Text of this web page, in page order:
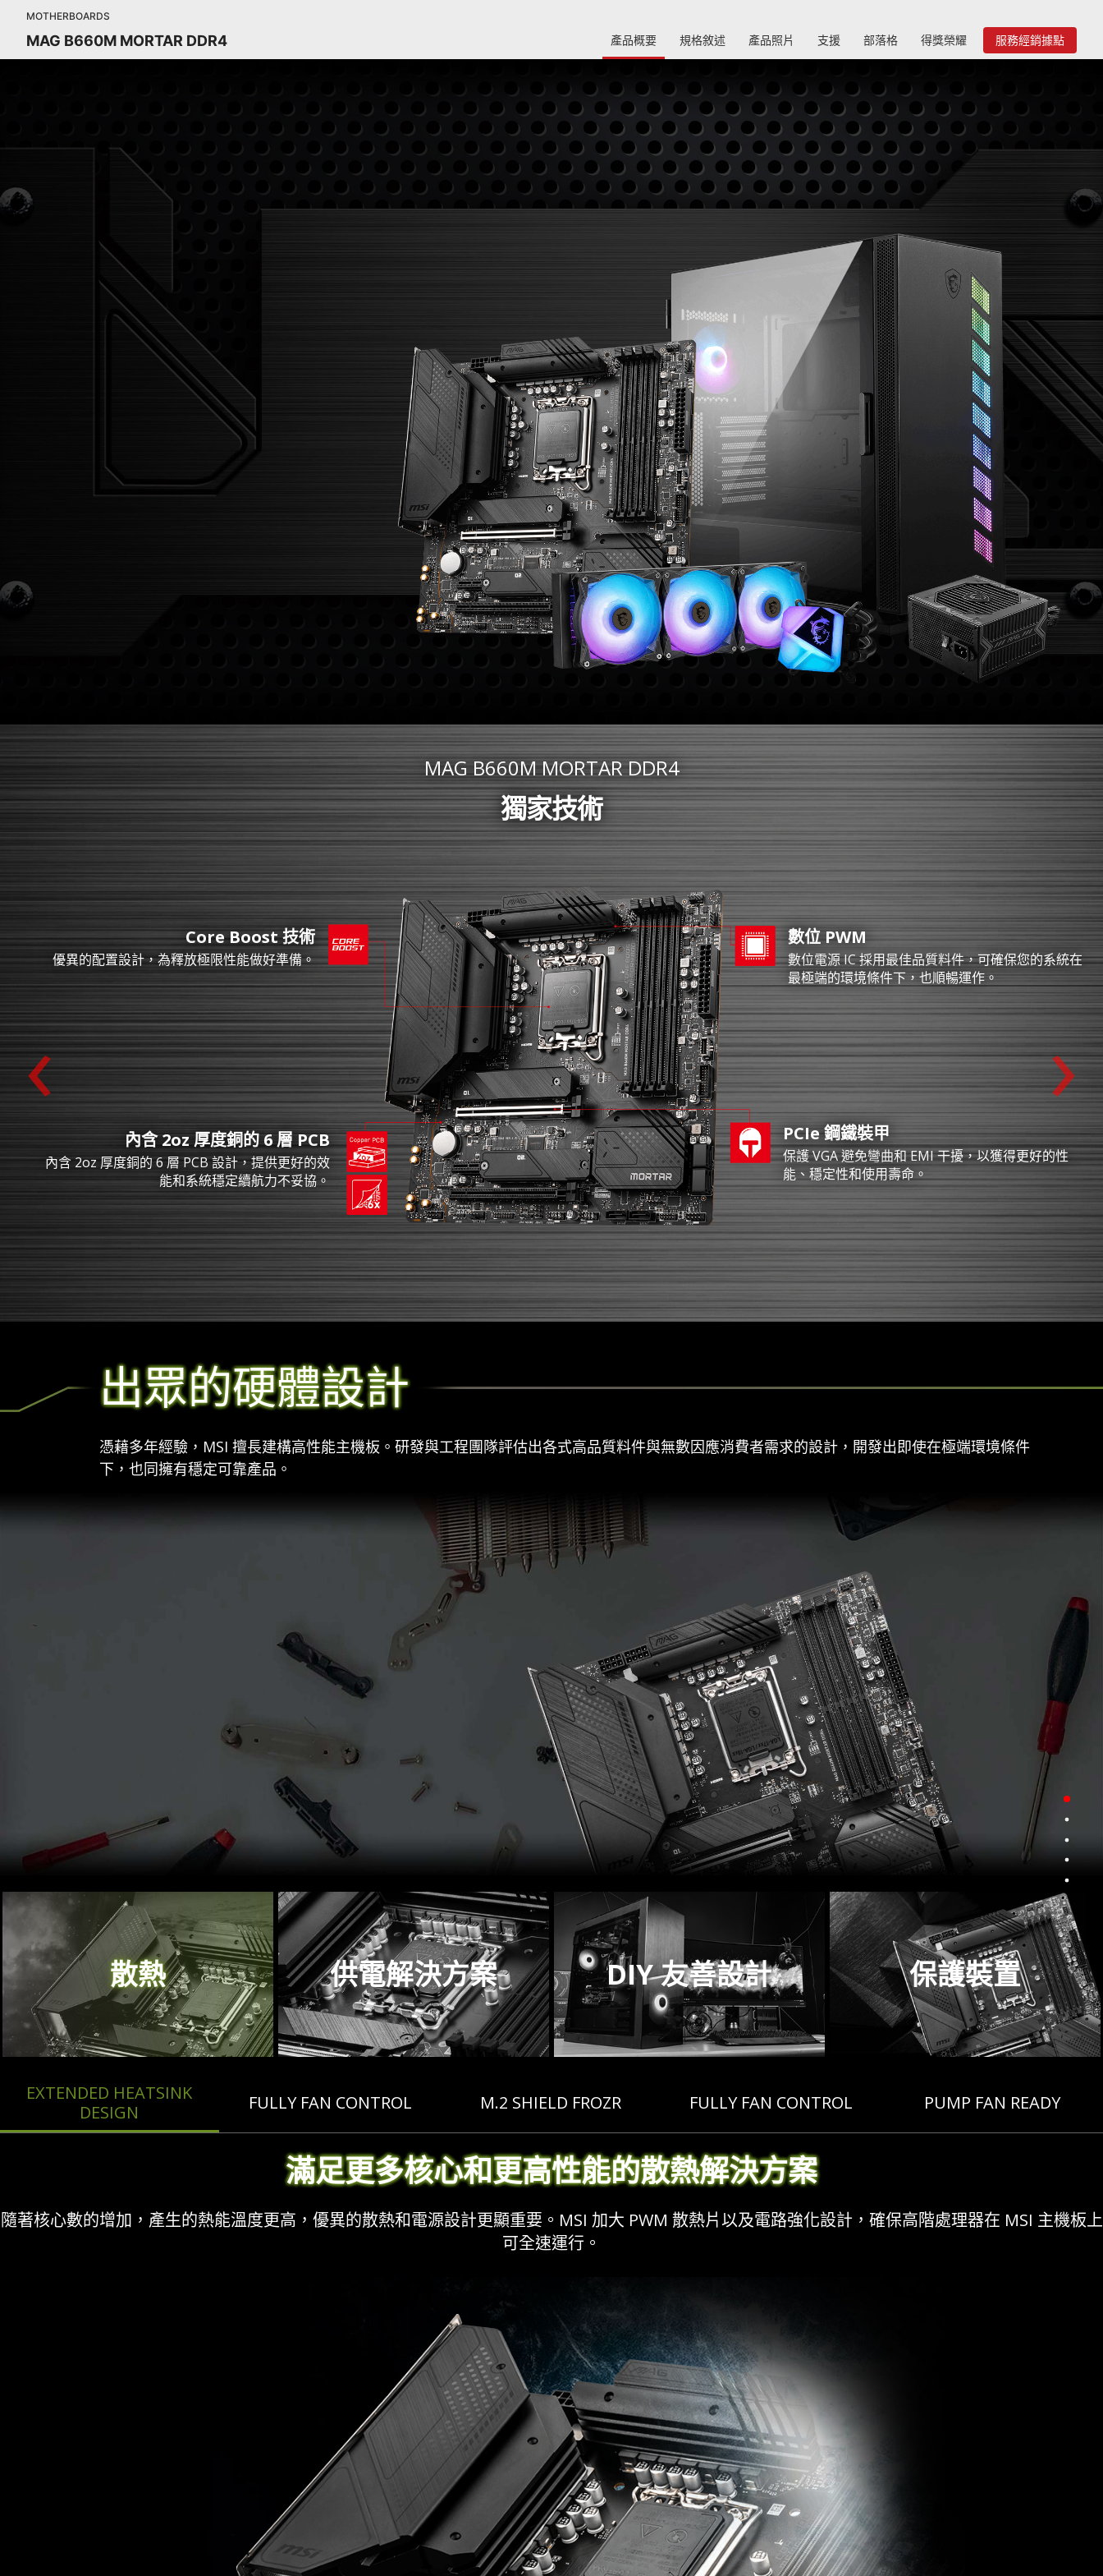
MOTHERBOARDS
MAG B660M MORTAR DDR4 產品概要 規格敘述 產品照片 支援 部落格 得獎榮耀 服務經銷據點
MAG B660M MORTAR DDR4
獨家技術
Core Boost 技術
優異的配置設計，為釋放極限性能做好準備。
內含 2oz 厚度銅的 6 層 PCB
內含 2oz 厚度銅的 6 層 PCB 設計，提供更好的效
能和系統穩定續航力不妥協。
數位 PWM
數位電源 IC 採用最佳品質料件，可確保您的系統在
最極端的環境條件下，也順暢運作。
PCIe 鋼鐵裝甲
保護 VGA 避免彎曲和 EMI 干擾，以獲得更好的性
能、穩定性和使用壽命。
‹ ›
出眾的硬體設計
憑藉多年經驗，MSI 擅長建構高性能主機板。研發與工程團隊評估出各式高品質料件與無數因應消費者需求的設計，開發出即使在極端環境條件
下，也同擁有穩定可靠產品。
散熱 供電解決方案 DIY 友善設計 保護裝置
EXTENDED HEATSINK
DESIGN
FULLY FAN CONTROL M.2 SHIELD FROZR FULLY FAN CONTROL PUMP FAN READY
滿足更多核心和更高性能的散熱解決方案
隨著核心數的增加，產生的熱能溫度更高，優異的散熱和電源設計更顯重要。MSI 加大 PWM 散熱片以及電路強化設計，確保高階處理器在 MSI 主機板上
可全速運行。